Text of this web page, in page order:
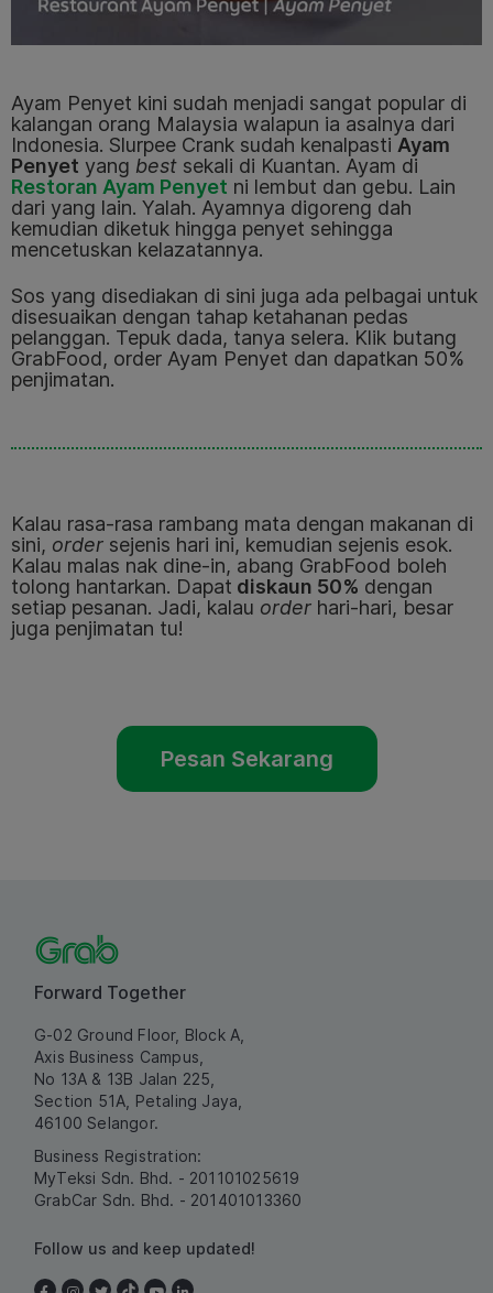
Ayam Penyet kini sudah menjadi sangat popular di
kalangan orang Malaysia walapun ia asalnya dari
Indonesia. Slurpee Crank sudah kenalpasti Ayam
Penyet yang best sekali di Kuantan. Ayam di
Restoran Ayam Penyet ni lembut dan gebu. Lain
dari yang lain. Yalah. Ayamnya digoreng dah
kemudian diketuk hingga penyet sehingga
mencetuskan kelazatannya.
Sos yang disediakan di sini juga ada pelbagai untuk
disesuaikan dengan tahap ketahanan pedas
pelanggan. Tepuk dada, tanya selera. Klik butang
GrabFood, order Ayam Penyet dan dapatkan 50%
penjimatan.
Kalau rasa-rasa rambang mata dengan makanan di
sini, order sejenis hari ini, kemudian sejenis esok.
Kalau malas nak dine-in, abang GrabFood boleh
tolong hantarkan. Dapat diskaun 50% dengan
setiap pesanan. Jadi, kalau order hari-hari, besar
juga penjimatan tu!
Pesan Sekarang
Forward Together
G-02 Ground Floor, Block A,
Axis Business Campus,
No 13A & 13B Jalan 225,
Section 51A, Petaling Jaya,
46100 Selangor.
Business Registration:
MyTeksi Sdn. Bhd. - 201101025619
GrabCar Sdn. Bhd. - 201401013360
Follow us and keep updated!